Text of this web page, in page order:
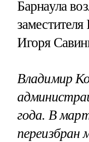
Барнаула
Игоря
Владимир
года. В
переизбран